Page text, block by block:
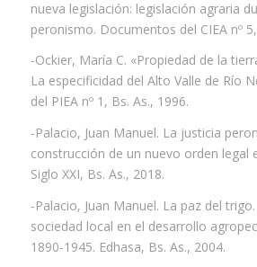
nueva legislación: legislación agraria
peronismo. Documentos del CIEA nº
-Ockier, María C. «Propiedad de la
La especificidad del Alto Valle de Río
del PIEA nº 1, Bs. As., 1996.
-Palacio, Juan Manuel. La justicia
construcción de un nuevo orden legal
Siglo XXI, Bs. As., 2018.
-Palacio, Juan Manuel. La paz del
sociedad local en el desarrollo
1890-1945. Edhasa, Bs. As., 2004.